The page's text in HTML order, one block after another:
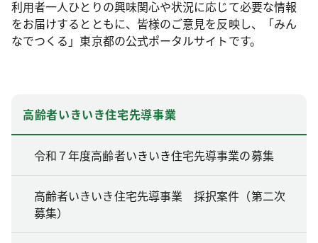
利用者一人ひとりの興味関心や状況に応じて必要な情報
をお届けするとともに、皆様のご意見を反映し、「みん
なでつくる」東京都の公式ポータルサイトです。
高齢者いきいき住宅先導事業
令和７年度高齢者いきいき住宅先導事業の募集
高齢者いきいき住宅先導事業 採択案件（第二次
募集）